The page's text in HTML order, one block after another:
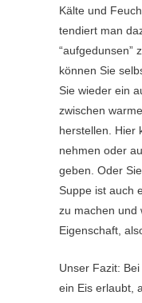
Kälte und
tendiert man
“aufgedunsen”
können Sie
Sie wieder ein
zwischen
herstellen. Hier
nehmen oder
geben. Oder
Suppe ist auch
zu machen und
Eigenschaft,
Unser Fazit:
ein Eis erlaubt,